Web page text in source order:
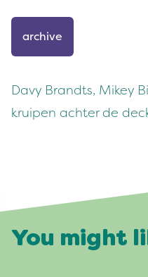
archive
Davy Brandts, Mikey
kruipen achter de
You might